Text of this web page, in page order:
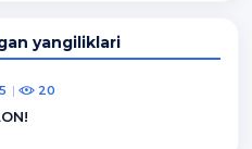
yangiliklari
20